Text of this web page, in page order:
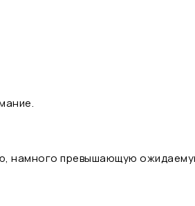
намного превышающую